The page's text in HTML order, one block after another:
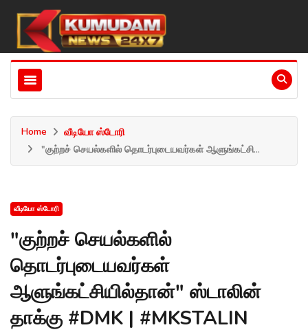
Home
வீடியோ ஸ்டோரி
"குற்றச் செயல்களில் தொடர்புடையவர்கள் ஆளுங்கட்சி...
வீடியோ ஸ்டோரி
"குற்றச் செயல்களில்
தொடர்புடையவர்கள்
ஆளுங்கட்சியில்தான்" ஸ்டாலின்
தாக்கு #DMK | #MKSTALIN